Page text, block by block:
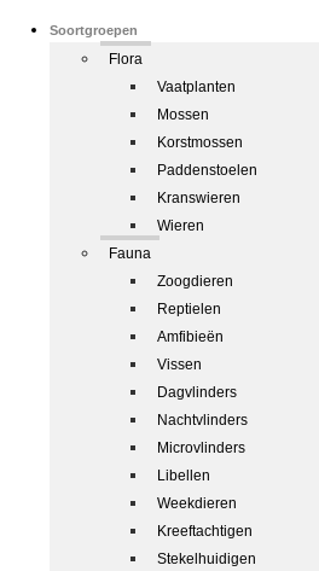
Soortgroepen
Flora
Vaatplanten
Mossen
Korstmossen
Paddenstoelen
Kranswieren
Wieren
Fauna
Zoogdieren
Reptielen
Amfibieën
Vissen
Dagvlinders
Nachtvlinders
Microvlinders
Libellen
Weekdieren
Kreeftachtigen
Stekelhuidigen